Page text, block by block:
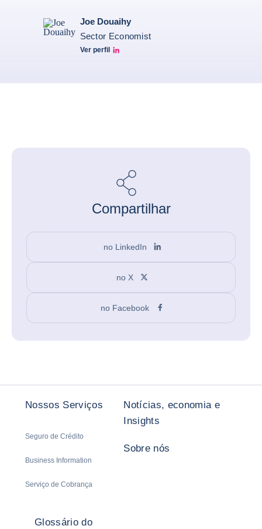
Joe Douaihy
Sector Economist
Ver perfil
Joe Linkedin
Compartilhar
no LinkedIn
no X
no Facebook
Nossos Serviços
Seguro de Crédito
Business Information
Serviço de Cobrança
Notícias, economia e
Insights
Sobre nós
Glossário do